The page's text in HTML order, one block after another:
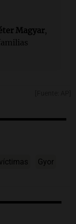
Magyar,
víctimas Gyor